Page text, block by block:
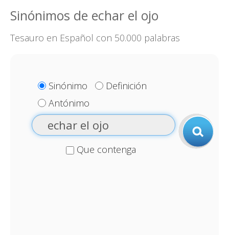
Sinónimos de echar el ojo
Tesauro en Español con 50.000 palabras
Sinónimo
Definición
Antónimo
Que contenga